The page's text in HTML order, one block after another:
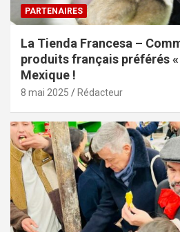
PARTENAIRES
La Tienda Francesa –
produits français préférés «
Mexique !
8 mai 2025 Rédacteur